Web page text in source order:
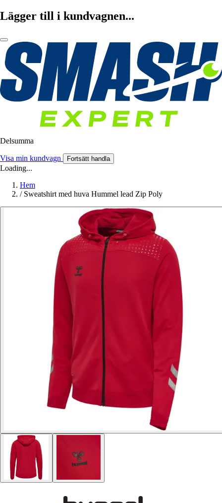
Lägger till i kundvagnen...
Delsumma
Visa min kundvagn Fortsätt handla
Loading...
Hem
/ Sweatshirt med huva Hummel lead Zip Poly